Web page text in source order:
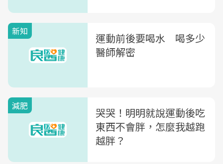
新知
運動前後要喝水 喝多少
醫師解密
減肥
哭哭！明明就說運動後吃
東西不會胖，怎麼我越跑
越胖？